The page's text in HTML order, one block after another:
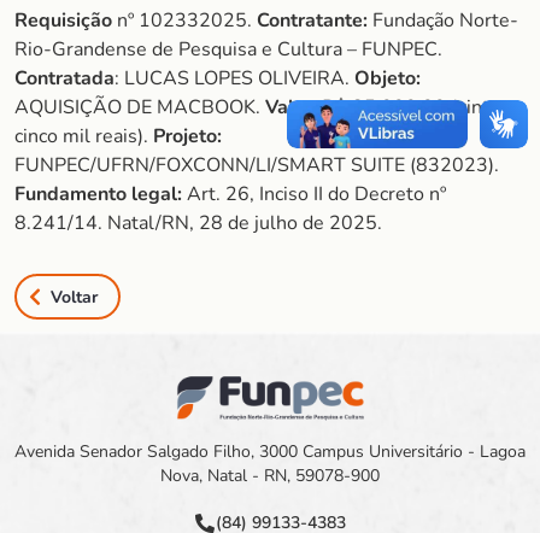
Requisição nº 102332025. Contratante: Fundação Norte-
Rio-Grandense de Pesquisa e Cultura – FUNPEC.
Contratada: LUCAS LOPES OLIVEIRA. Objeto:
AQUISIÇÃO DE MACBOOK. Valor:R$ 25.000,00 (vinte e
cinco mil reais). Projeto:
FUNPEC/UFRN/FOXCONN/LI/SMART SUITE (832023).
Fundamento legal:Art. 26, Inciso II do Decreto nº
8.241/14. Natal/RN, 28 de julho de 2025.
Voltar
Avenida Senador Salgado Filho, 3000 Campus Universitário - Lagoa
Nova, Natal - RN, 59078-900
(84) 99133-4383